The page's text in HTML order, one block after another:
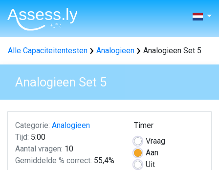
Alle Capaciteitentesten Analogieen Analogieen Set 5
Analogieen Set 5
Categorie: Analogieen
Tijd: 5:00
Aantal vragen: 10
Gemiddelde % correct: 55,4%
Timer
Vraag
Aan
Uit